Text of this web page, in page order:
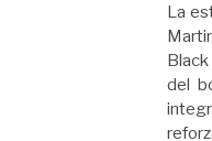
La
del